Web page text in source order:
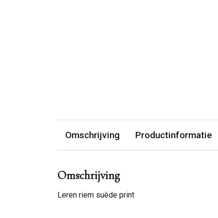
Omschrijving Productinformatie
Omschrijving
Leren riem suède print